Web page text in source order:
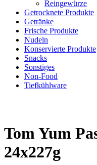
Reingewürze
Getrocknete Produkte
Getränke
Frische Produkte
Nudeln
Konservierte Produkte
Snacks
Sonstiges
Non-Food
Tiefkühlware
Tom Yum
24x227g